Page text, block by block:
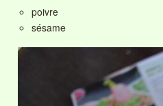
poivre
sésame